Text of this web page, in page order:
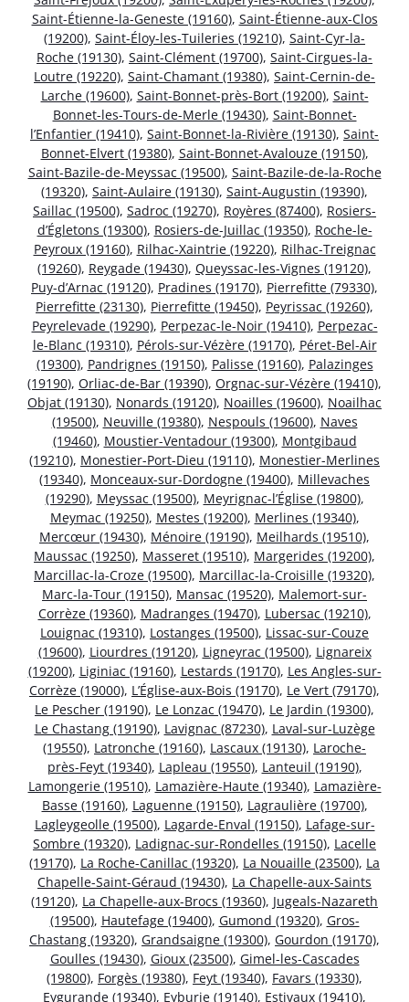
Saint-Étienne-la-Geneste (19160), Saint-Étienne-aux-Clos
(19200), Saint-Éloy-les-Tuileries (19210), Saint-Cyr-la-
Roche (19130), Saint-Clément (19700), Saint-Cirgues-la-
Loutre (19220), Saint-Chamant (19380), Saint-Cernin-de-
Larche (19600), Saint-Bonnet-près-Bort (19200), Saint-
Bonnet-les-Tours-de-Merle (19430), Saint-Bonnet-
l’Enfantier (19410), Saint-Bonnet-la-Rivière (19130), Saint-
Bonnet-Elvert (19380), Saint-Bonnet-Avalouze (19150),
Saint-Bazile-de-Meyssac (19500), Saint-Bazile-de-la-Roche
(19320), Saint-Aulaire (19130), Saint-Augustin (19390),
Saillac (19500), Sadroc (19270), Royères (87400), Rosiers-
d’Égletons (19300), Rosiers-de-Juillac (19350), Roche-le-
Peyroux (19160), Rilhac-Xaintrie (19220), Rilhac-Treignac
(19260), Reygade (19430), Queyssac-les-Vignes (19120),
Puy-d’Arnac (19120), Pradines (19170), Pierrefitte (79330),
Pierrefitte (23130), Pierrefitte (19450), Peyrissac (19260),
Peyrelevade (19290), Perpezac-le-Noir (19410), Perpezac-
le-Blanc (19310), Pérols-sur-Vézère (19170), Péret-Bel-Air
(19300), Pandrignes (19150), Palisse (19160), Palazinges
(19190), Orliac-de-Bar (19390), Orgnac-sur-Vézère (19410),
Objat (19130), Nonards (19120), Noailles (19600), Noailhac
(19500), Neuville (19380), Nespouls (19600), Naves
(19460), Moustier-Ventadour (19300), Montgibaud
(19210), Monestier-Port-Dieu (19110), Monestier-Merlines
(19340), Monceaux-sur-Dordogne (19400), Millevaches
(19290), Meyssac (19500), Meyrignac-l’Église (19800),
Meymac (19250), Mestes (19200), Merlines (19340),
Mercœur (19430), Ménoire (19190), Meilhards (19510),
Maussac (19250), Masseret (19510), Margerides (19200),
Marcillac-la-Croze (19500), Marcillac-la-Croisille (19320),
Marc-la-Tour (19150), Mansac (19520), Malemort-sur-
Corrèze (19360), Madranges (19470), Lubersac (19210),
Louignac (19310), Lostanges (19500), Lissac-sur-Couze
(19600), Liourdres (19120), Ligneyrac (19500), Lignareix
(19200), Liginiac (19160), Lestards (19170), Les Angles-sur-
Corrèze (19000), L’Église-aux-Bois (19170), Le Vert (79170),
Le Pescher (19190), Le Lonzac (19470), Le Jardin (19300),
Le Chastang (19190), Lavignac (87230), Laval-sur-Luzège
(19550), Latronche (19160), Lascaux (19130), Laroche-
près-Feyt (19340), Lapleau (19550), Lanteuil (19190),
Lamongerie (19510), Lamazière-Haute (19340), Lamazière-
Basse (19160), Laguenne (19150), Lagraulière (19700),
Lagleygeolle (19500), Lagarde-Enval (19150), Lafage-sur-
Sombre (19320), Ladignac-sur-Rondelles (19150), Lacelle
(19170), La Roche-Canillac (19320), La Nouaille (23500), La
Chapelle-Saint-Géraud (19430), La Chapelle-aux-Saints
(19120), La Chapelle-aux-Brocs (19360), Jugeals-Nazareth
(19500), Hautefage (19400), Gumond (19320), Gros-
Chastang (19320), Grandsaigne (19300), Gourdon (19170),
Goulles (19430), Gioux (23500), Gimel-les-Cascades
(19800), Forgès (19380), Feyt (19340), Favars (19330),
Eygurande (19340), Eyburie (19140), Estivaux (19410),